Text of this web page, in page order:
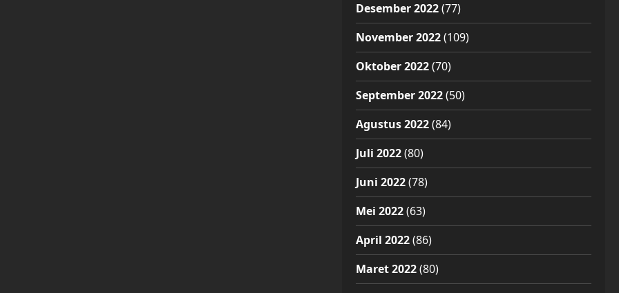
Desember 2022(77)
November 2022(109)
Oktober 2022(70)
September 2022(50)
Agustus 2022(84)
Juli 2022(80)
Juni 2022(78)
Mei 2022(63)
April 2022(86)
Maret 2022(80)